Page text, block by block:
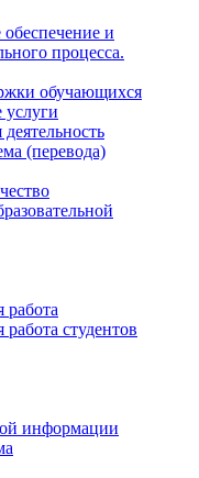
и
процесса.
обучающихся
услуги
(перевода)
работа
работа студентов
информации